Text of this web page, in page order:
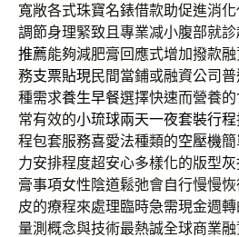
寬敞各式珠寶名錶借款助促進消
調節身理緊致且專業减小腹部就
推薦能夠減肥膏回應式增加撥款
務支票貼現民間當鋪或融資公司
種需求養生早餐選擇快速而營養
常有效的小琉球兩天一夜套裝行程
程包套服務喜愛法種類的空壓機
力安排程度超安心多樣化的版型
膏事項女性陰道鬆弛會自行慢慢恢
皮的療程來處理臨時急需現金週
量測概念與技術最熱誠全球商業融